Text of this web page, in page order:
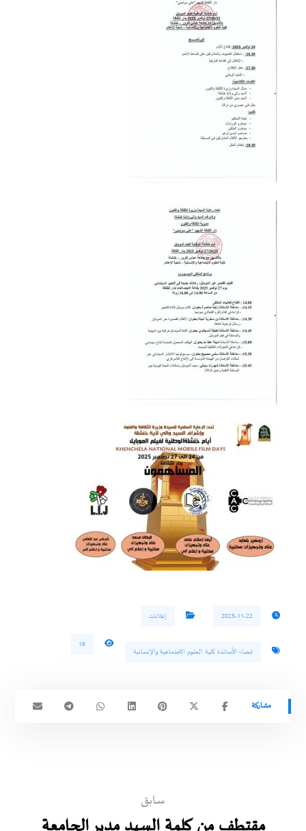
2025-11-22 إعلانات
فضاء الأساتذة كلية العلوم الاجتماعية والإنسانية
19
سابق